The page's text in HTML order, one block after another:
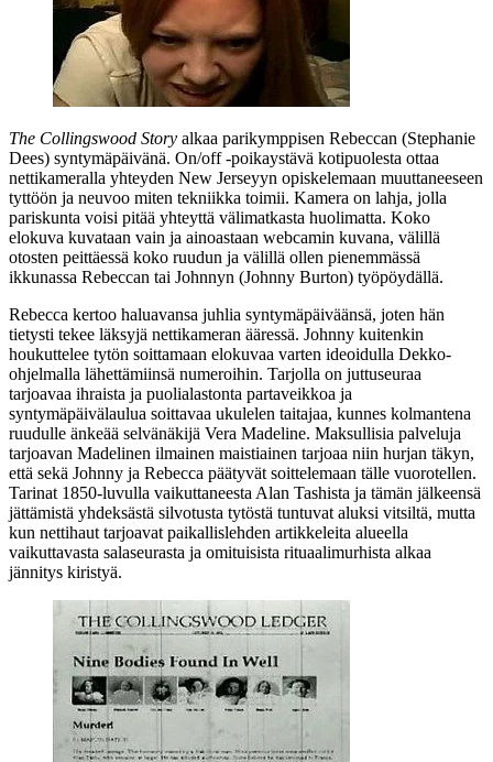
The Collingswood Story alkaa parikymppisen Rebeccan (Stephanie
Dees) syntymäpäivänä. On/off ‑poikaystävä kotipuolesta ottaa
nettikameralla yhteyden New Jerseyyn opiskelemaan muuttaneeseen
tyttöön ja neuvoo miten tekniikka toimii. Kamera on lahja, jolla
pariskunta voisi pitää yhteyttä välimatkasta huolimatta. Koko
elokuva kuvataan vain ja ainoastaan webcamin kuvana, välillä
otosten peittäessä koko ruudun ja välillä ollen pienemmässä
ikkunassa Rebeccan tai Johnnyn (Johnny Burton) työpöydällä.
Rebecca kertoo haluavansa juhlia syntymäpäiväänsä, joten hän
tietysti tekee läksyjä nettikameran ääressä. Johnny kuitenkin
houkuttelee tytön soittamaan elokuvaa varten ideoidulla Dekko-
ohjelmalla lähettämiinsä numeroihin. Tarjolla on juttuseuraa
tarjoavaa ihraista ja puolialastonta partaveikkoa ja
syntymäpäivälaulua soittavaa ukulelen taitajaa, kunnes kolmantena
ruudulle änkeää selvänäkijä Vera Madeline. Maksullisia palveluja
tarjoavan Madelinen ilmainen maistiainen tarjoaa niin hurjan täkyn,
että sekä Johnny ja Rebecca päätyvät soittelemaan tälle vuorotellen.
Tarinat 1850‑luvulla vaikuttaneesta Alan Tashista ja tämän jälkeensä
jättämistä yhdeksästä silvotusta tytöstä tuntuvat aluksi vitsiltä, mutta
kun nettihaut tarjoavat paikallislehden artikkeleita alueella
vaikuttavasta salaseurasta ja omituisista rituaalimurhista alkaa
jännitys kiristyä.